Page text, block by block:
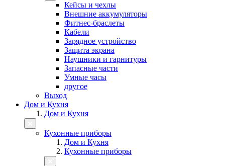
Кейсы и чехлы
Внешние аккумуляторы
Фитнес-браслеты
Кабели
Зарядное устройство
Защита экрана
Наушники и гарнитуры
Запасные части
Умные часы
другое
Выход
Дом и Кухня
Дом и Кухня
Кухонные приборы
Дом и Кухня
Кухонные приборы